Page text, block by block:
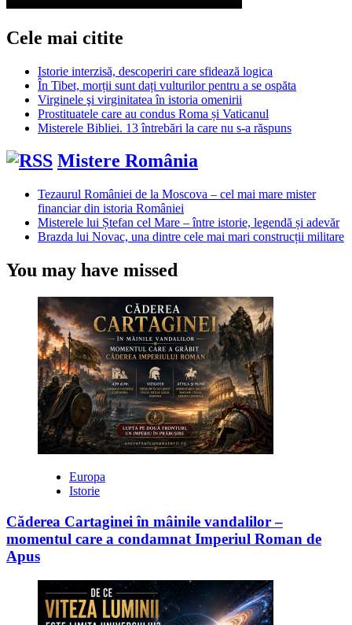
Cele mai citite
Istorie interzisă, descoperiri care sfidează logica
În Tibet, morții sunt dați vulturilor pentru a se ospăta
Virginele şi virginitatea în istoria omenirii
Prostituatele care au condus Roma și Vaticanul
Misterele Bibliei. 13 întrebări la care nu s-a răspuns
Mistere România
Tezaurul României de la Moscova – cel mai mare mister
financiar din istoria României
Misterele lui Ștefan cel Mare – între istorie, legendă și adevăr
Brazda lui Novac, una dintre cele mai mari construcții militare
You may have missed
Europa
Istorie
Căderea Cartaginei în mâinile vandalilor –
momentul care a condamnat Imperiul Roman de
Apus